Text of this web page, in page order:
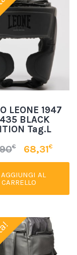
LEONE 1947
BLACK
Tag.L
€ 68,31€
AGGIUNGI AL
CARRELLO